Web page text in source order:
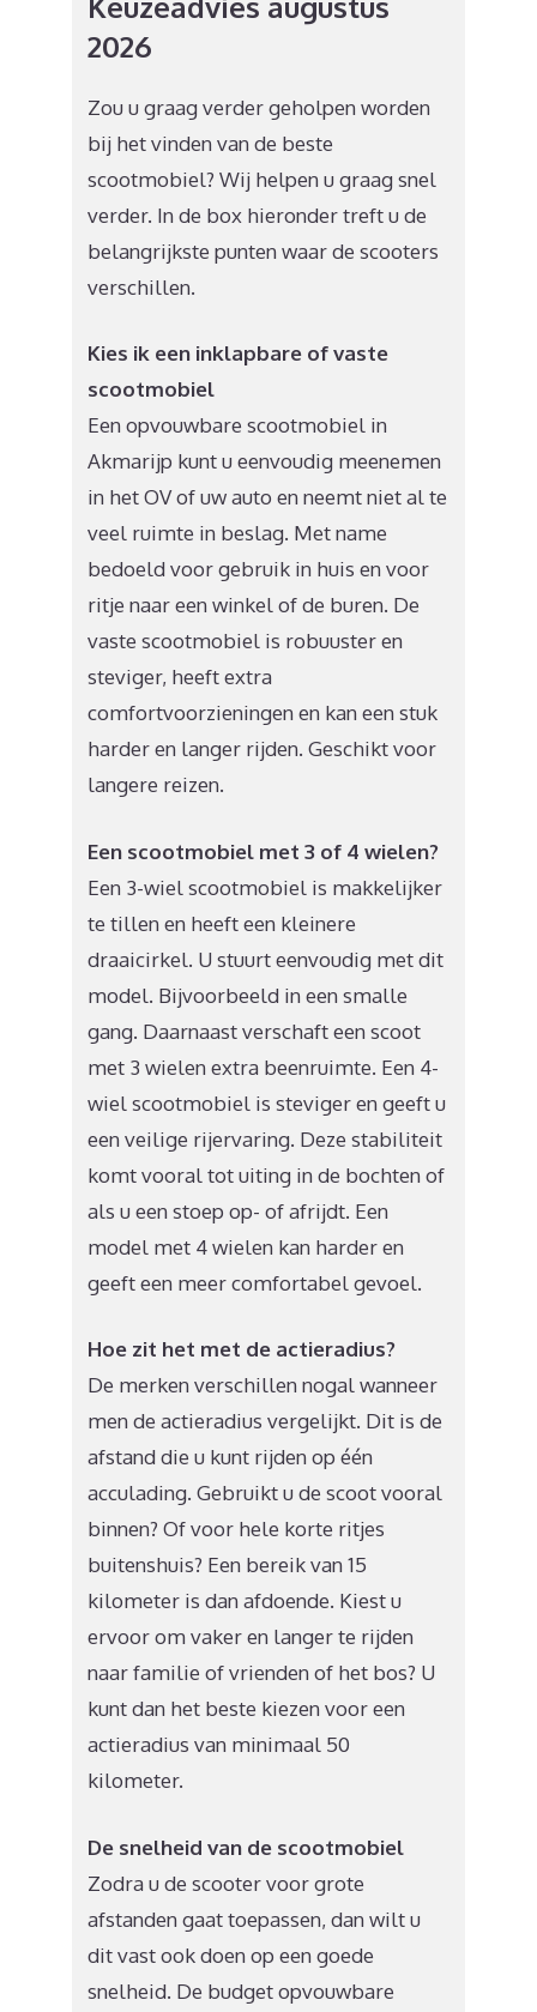
2026
Zou u graag verder geholpen worden
bij het vinden van de beste
scootmobiel? Wij helpen u graag snel
verder. In de box hieronder treft u de
belangrijkste punten waar de scooters
verschillen.
Kies ik een inklapbare of vaste
scootmobiel
Een opvouwbare scootmobiel in
Akmarijp kunt u eenvoudig meenemen
in het OV of uw auto en neemt niet al te
veel ruimte in beslag. Met name
bedoeld voor gebruik in huis en voor
ritje naar een winkel of de buren. De
vaste scootmobiel is robuuster en
steviger, heeft extra
comfortvoorzieningen en kan een stuk
harder en langer rijden. Geschikt voor
langere reizen.
Een scootmobiel met 3 of 4 wielen?
Een 3-wiel scootmobiel is makkelijker
te tillen en heeft een kleinere
draaicirkel. U stuurt eenvoudig met dit
model. Bijvoorbeeld in een smalle
gang. Daarnaast verschaft een scoot
met 3 wielen extra beenruimte. Een 4-
wiel scootmobiel is steviger en geeft u
een veilige rijervaring. Deze stabiliteit
komt vooral tot uiting in de bochten of
als u een stoep op- of afrijdt. Een
model met 4 wielen kan harder en
geeft een meer comfortabel gevoel.
Hoe zit het met de actieradius?
De merken verschillen nogal wanneer
men de actieradius vergelijkt. Dit is de
afstand die u kunt rijden op één
acculading. Gebruikt u de scoot vooral
binnen? Of voor hele korte ritjes
buitenshuis? Een bereik van 15
kilometer is dan afdoende. Kiest u
ervoor om vaker en langer te rijden
naar familie of vrienden of het bos? U
kunt dan het beste kiezen voor een
actieradius van minimaal 50
kilometer.
De snelheid van de scootmobiel
Zodra u de scooter voor grote
afstanden gaat toepassen, dan wilt u
dit vast ook doen op een goede
snelheid. De budget opvouwbare